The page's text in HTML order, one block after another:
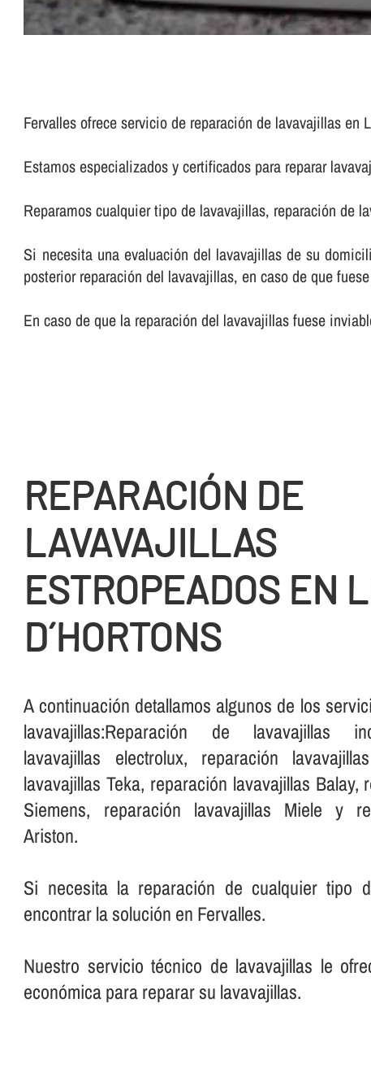
Fervalles ofrece servicio de reparación de lavavajillas en
Estamos especializados y certificados para reparar
Reparamos cualquier tipo de lavavajillas, reparación de
Si necesita una evaluación del lavavajillas de su
posterior reparación del lavavajillas, en caso de que
En caso de que la reparación del lavavajillas fuese
REPARACIÓN DE
LAVAVAJILLAS
ESTROPEADOS EN
D´HORTONS
A continuación detallamos algunos de los
lavavajillas:Reparación de lavavajillas
lavavajillas electrolux, reparación
lavavajillas Teka, reparación lavavajillas Balay,
Siemens, reparación lavavajillas Miele y
Ariston.
Si necesita la reparación de cualquier tipo
encontrar la solución en Fervalles.
Nuestro servicio técnico de lavavajillas le
económica para reparar su lavavajillas.